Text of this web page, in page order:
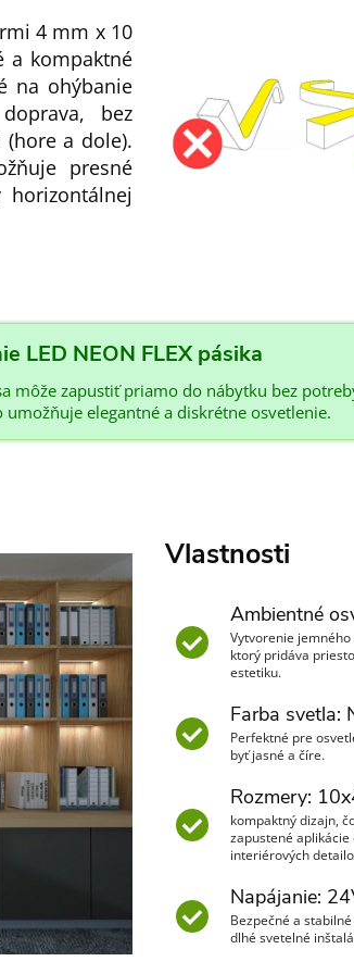
4 mm x 10
a kompaktné
na ohýbanie
bez
a dole).
presné
LED NEON FLEX pásika
môže zapustiť priamo do nábytku bez
elegantné a diskrétne osvetlenie.
Vlastnosti
Ambientné
Vytvorenie
ktorý pridáva
estetiku.
Farba svetla:
Perfektné pre
byť jasné a číre.
Rozmery:
kompaktný dizajn,
zapustené
interiérových
Napájanie:
Bezpečné a
dlhé svetelné